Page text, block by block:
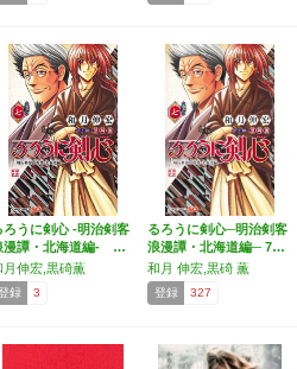
ろうに剣心 -明治剣客
漫譚・北海道編- …
月伸宏,黒碕薫
録 3
るろうに剣心─明治剣客
浪漫譚・北海道編─ 7…
和月 伸宏,黒碕 薫
登録 327